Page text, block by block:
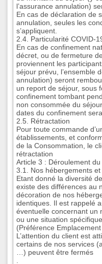
l’assurance annulation)
En cas de déclaration de
annulation, seules les
s’appliquent.
2.4. Particularité COVID-
En cas de confinement
décret, ou de fermeture
proviennent les
séjour prévu, l’ensemble
annulation) seront
un report de séjour, sous
confinement tombant
non consommée du
dates du confinement
2.5. Rétractation
Pour toute commande
établissements, et
de la Consommation, le
rétractation
Article 3 : Déroulement
3.1. Nos hébergements
Etant donné la diversité
existe des différences au
décoration de nos
identiques. Il est rappelé
éventuelle concernant un
ou une situation
(Préférence
L’attention du client est
certains de nos services
…) peuvent être fermés